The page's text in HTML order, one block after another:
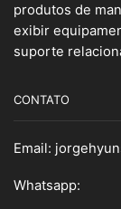
produtos de
exibir
suporte
CONTATO
Email:
Whatsapp: